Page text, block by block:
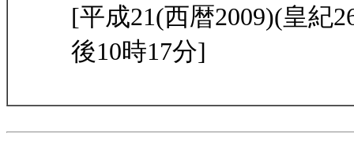
[平成21(西暦2009)(皇紀
後10時17分]